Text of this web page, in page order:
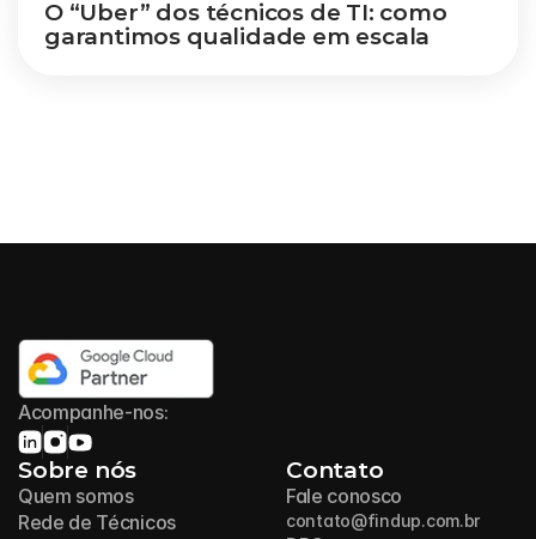
O “Uber” dos técnicos de TI: como
garantimos qualidade em escala
Acompanhe-nos:
Sobre nós
Quem somos
Rede de Técnicos
Contato
Fale conosco
contato@findup.com.br